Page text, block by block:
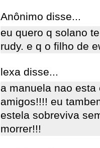
Anônimo disse...
eu quero q solano
rudy. e q o filho de
lexa disse...
a manuela nao
amigos!!!! eu
estela sobreviva
morrer!!!